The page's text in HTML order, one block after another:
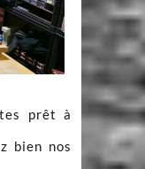
prêt à
bien nos